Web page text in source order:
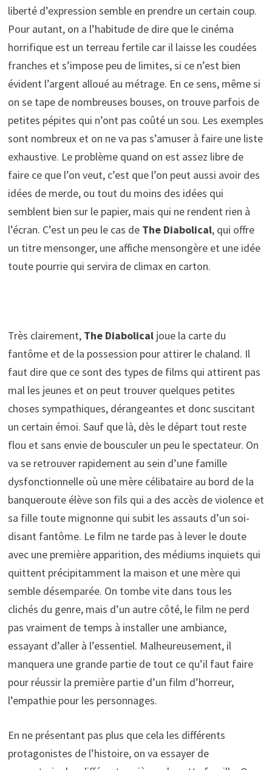
liberté d’expression semble en prendre un certain coup.
Pour autant, on a l’habitude de dire que le cinéma
horrifique est un terreau fertile car il laisse les coudées
franches et s’impose peu de limites, si ce n’est bien
évident l’argent alloué au métrage. En ce sens, même si
on se tape de nombreuses bouses, on trouve parfois de
petites pépites qui n’ont pas coûté un sou. Les exemples
sont nombreux et on ne va pas s’amuser à faire une liste
exhaustive. Le problème quand on est assez libre de
faire ce que l’on veut, c’est que l’on peut aussi avoir des
idées de merde, ou tout du moins des idées qui
semblent bien sur le papier, mais qui ne rendent rien à
l’écran. C’est un peu le cas de The Diabolical, qui offre
un titre mensonger, une affiche mensongère et une idée
toute pourrie qui servira de climax en carton.
Très clairement, The Diabolicaljoue la carte du
fantôme et de la possession pour attirer le chaland. Il
faut dire que ce sont des types de films qui attirent pas
mal les jeunes et on peut trouver quelques petites
choses sympathiques, dérangeantes et donc suscitant
un certain émoi. Sauf que là, dès le départ tout reste
flou et sans envie de bousculer un peu le spectateur. On
va se retrouver rapidement au sein d’une famille
dysfonctionnelle où une mère célibataire au bord de la
banqueroute élève son fils qui a des accès de violence et
sa fille toute mignonne qui subit les assauts d’un soi-
disant fantôme. Le film ne tarde pas à lever le doute
avec une première apparition, des médiums inquiets qui
quittent précipitamment la maison et une mère qui
semble désemparée. On tombe vite dans tous les
clichés du genre, mais d’un autre côté, le film ne perd
pas vraiment de temps à installer une ambiance,
essayant d’aller à l’essentiel. Malheureusement, il
manquera une grande partie de tout ce qu’il faut faire
pour réussir la première partie d’un film d’horreur,
l’empathie pour les personnages.
En ne présentant pas plus que cela les différents
protagonistes de l’histoire, on va essayer de